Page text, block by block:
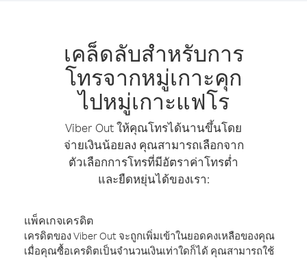
เคล็ดลับสำหรับการ
โทรจากหมู่เกาะคุก
ไปหมู่เกาะแฟโร
Viber Out ให้คุณโทรได้นานขึ้นโดย
จ่ายเงินน้อยลง คุณสามารถเลือกจาก
ตัวเลือกการโทรที่มีอัตราค่าโทรต่ำ
และยืดหยุ่นได้ของเรา:
แพ็คเกจเครดิต
เครดิตของ Viber Out จะถูกเพิ่มเข้าในยอดคงเหลือของคุณ
เมื่อคุณซื้อเครดิตเป็นจำนวนเงินเท่าใดก็ได้ คุณสามารถใช้